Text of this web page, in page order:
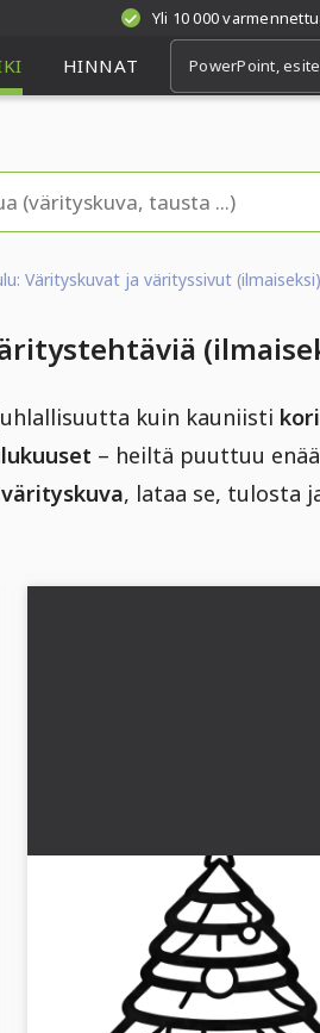
Yli 10 000
HINNAT
Värityskuvat ja värityssivut (ilmaiseksi)
kuin kauniisti
– heiltä puuttuu
värityskuva, lataa se, tulosta
Joulukuusi jouluna:
Väritä joulukuusi juhlakoristeilla
🎄 Lataa yksinkertainen värityskuva
lapsille ilmaiseksi....